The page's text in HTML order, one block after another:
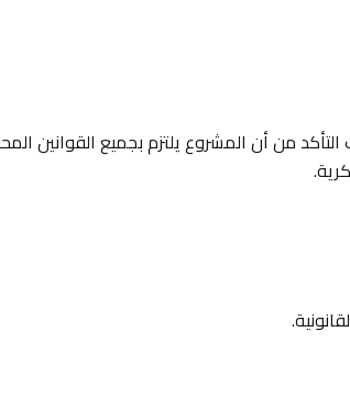
من أن المشروع يلتزم بجميع القوانين